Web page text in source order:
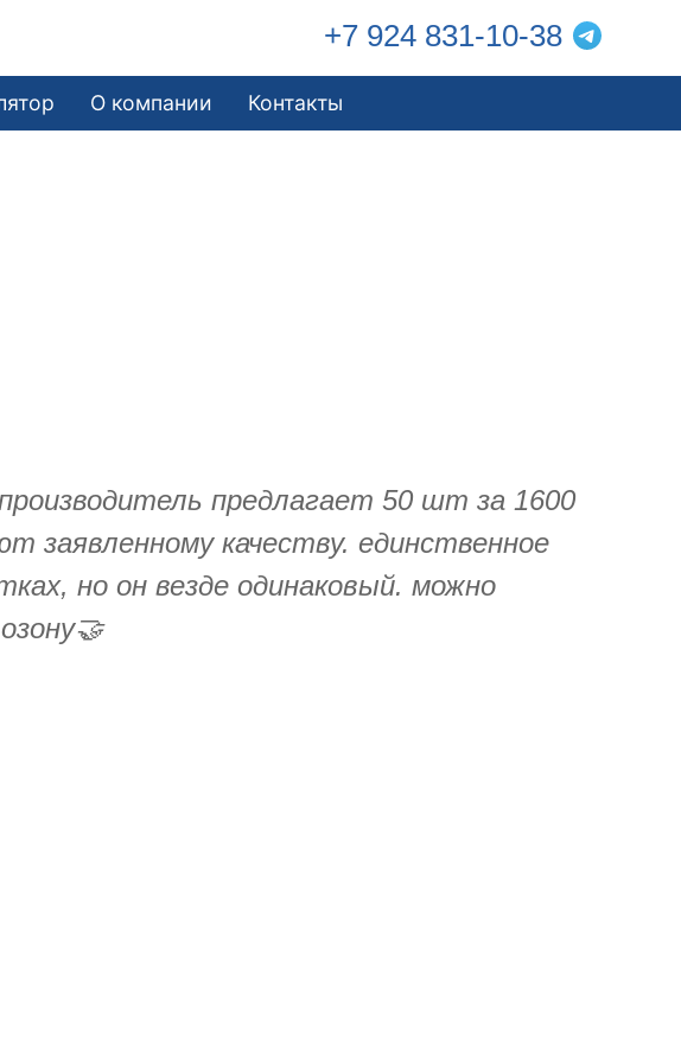
+7 924 831-10-38
О компании Контакты
предлагает 50 шт за 1600
качеству. единственное
но он везде одинаковый. можно